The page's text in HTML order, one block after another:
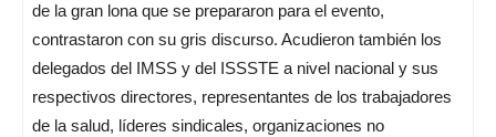
de la gran lona que se prepararon para el evento,
contrastaron con su gris discurso. Acudieron también los
delegados del IMSS y del ISSSTE a nivel nacional y sus
respectivos directores, representantes de los trabajadores
de la salud, líderes sindicales, organizaciones no